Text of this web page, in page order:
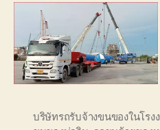
บริษัทรถรับจ้างขนของในโรง